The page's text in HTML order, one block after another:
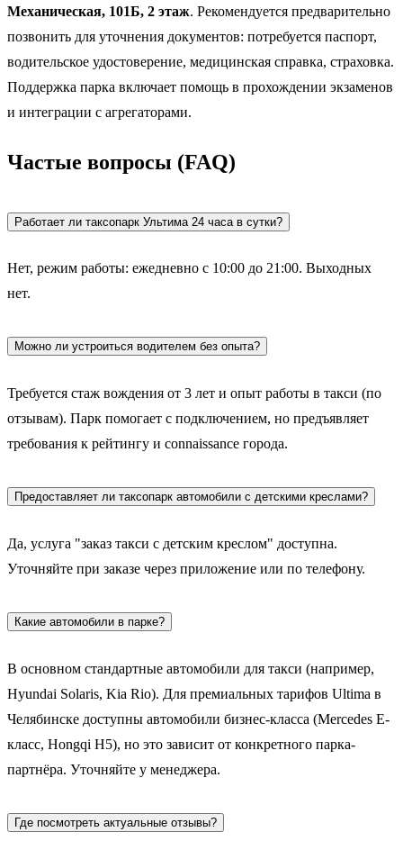
Механическая, 101Б, 2 этаж. Рекомендуется предварительно
позвонить для уточнения документов: потребуется паспорт,
водительское удостоверение, медицинская справка, страховка.
Поддержка парка включает помощь в прохождении экзаменов
и интеграции с агрегаторами.
Частые вопросы (FAQ)
Работает ли таксопарк Ультима 24 часа в сутки?
Нет, режим работы: ежедневно с 10:00 до 21:00. Выходных
нет.
Можно ли устроиться водителем без опыта?
Требуется стаж вождения от 3 лет и опыт работы в такси (по
отзывам). Парк помогает с подключением, но предъявляет
требования к рейтингу и connaissance города.
Предоставляет ли таксопарк автомобили с детскими креслами?
Да, услуга "заказ такси с детским креслом" доступна.
Уточняйте при заказе через приложение или по телефону.
Какие автомобили в парке?
В основном стандартные автомобили для такси (например,
Hyundai Solaris, Kia Rio). Для премиальных тарифов Ultima в
Челябинске доступны автомобили бизнес-класса (Mercedes E-
класс, Hongqi H5), но это зависит от конкретного парка-
партнёра. Уточняйте у менеджера.
Где посмотреть актуальные отзывы?